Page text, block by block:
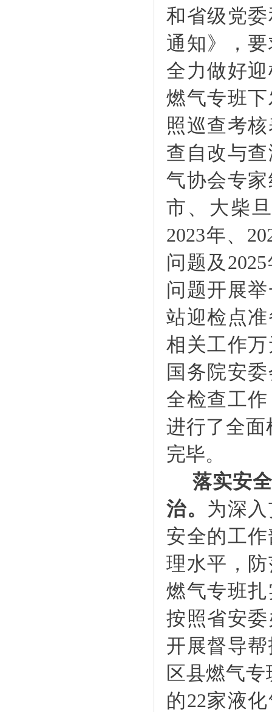
和省级党
通知》，
全力做好
燃气专班
照巡查考
查自改与
气协会专
市、大柴
2023年、
问题及
问题开展
站迎检点
相关工作
国务院安
全检查工
进行了全面
完毕。
落实安
治。 为深
安全的工
理水平，
燃气专班
按照省安
开展督导
区县燃气
的22家液